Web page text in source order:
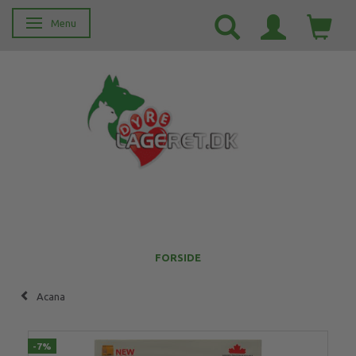
Skifte navigation
Menu
FORSIDE
Acana
-7%